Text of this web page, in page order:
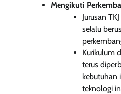
Mengikuti
Jurusan
selalu
Kurikulum
terus
kebutuhan
teknologi